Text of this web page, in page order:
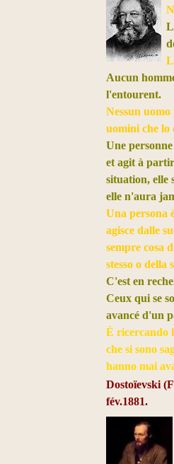
Aucun
l'entourent.
Nessun
uomini che lo
Une
et agit à
situation, elle
elle n'aura
Una persona
agisce dalle
sempre cosa
stesso o della
C'est en
Ceux qui se
avancé d'un
È ricercando
che si sono
hanno mai
Dostoïevski
fév.1881.